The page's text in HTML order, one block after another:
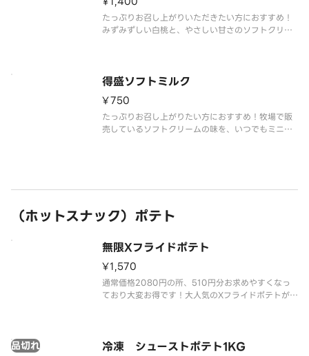
たっぷりお召し上がりいただきたい方におすすめ！
みずみずしい白桃と、やさしい甘さのソフトクリー
得盛ソフトミルク
¥750
たっぷりお召し上がりたい方におすすめ！牧場で販
売しているソフトクリームの味を、いつでもミニス
（ホットスナック）ポテト
無限Xフライドポテト
¥1,570
通常価格2080円の所、510円分お求めやすくなっ
ており大変お得です！大人気のXフライドポテトが4
冷凍 シューストポテト1KG
品切れ